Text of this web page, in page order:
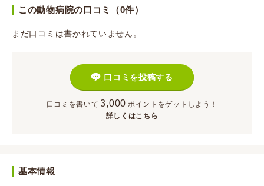
この動物病院の口コミ（0件）
まだ口コミは書かれていません。
口コミを投稿する
口コミを書いて 3,000 ポイント をゲットしよう！
詳しくはこちら
基本情報